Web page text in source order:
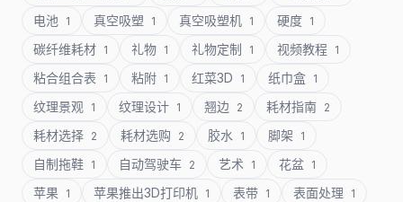
电池 1 真空吸塑 1 真空吸塑机 1 硬度 1
碳纤维耗材 1 礼物 1 礼物定制 1 视频教程 1
粘合组合表 1 粘附 1 红菜3D 1 纸巾盒 1
纹理景观 1 纹理设计 1 翘边 2 耗材指南 2
耗材选择 2 耗材选购 2 胶水 1 脚架 1
自制拖鞋 1 自动驾驶车 2 艺术 1 花盆 1
苹果 1 苹果推出3D打印机 1 表带 1 表面处理 1